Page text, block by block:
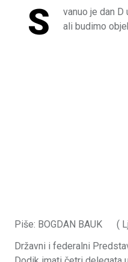
S
vanuo je dan D
ali budimo
Piše: BOGDAN BAUK (
Državni i federalni